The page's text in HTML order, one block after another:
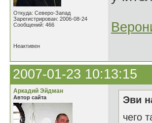
Откуда: Северо-Запад
Зарегистрирован: 2006-08-24
Сообщений: 466
Неактивен
2007-01-23 10:13:15
Аркадий Эйдман
Автор сайта
Эви
чего